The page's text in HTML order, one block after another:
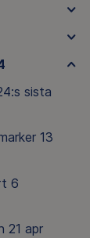
sista
13
6
21 apr